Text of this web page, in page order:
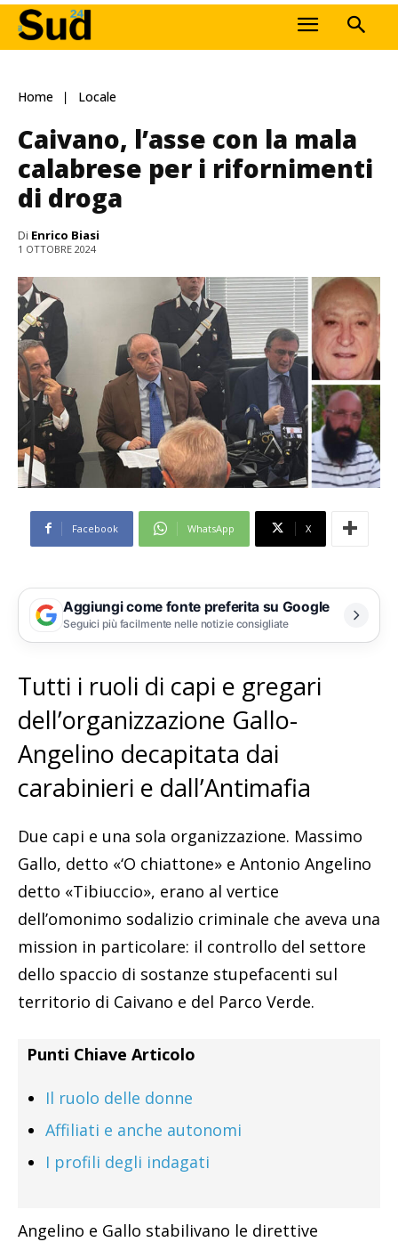
Home Locale
Caivano, l’asse con la mala
calabrese per i rifornimenti
di droga
Di Enrico Biasi
1 OTTOBRE 2024
Facebook WhatsApp X
Aggiungi come fonte preferita su Google
Seguici più facilmente nelle notizie consigliate
Tutti i ruoli di capi e gregari
dell’organizzazione Gallo-
Angelino decapitata dai
carabinieri e dall’Antimafia
Due capi e una sola organizzazione. Massimo
Gallo, detto «‘O chiattone» e Antonio Angelino
detto «Tibiuccio», erano al vertice
dell’omonimo sodalizio criminale che aveva una
mission in particolare: il controllo del settore
dello spaccio di sostanze stupefacenti sul
territorio di Caivano e del Parco Verde.
Punti Chiave Articolo
Il ruolo delle donne
Affiliati e anche autonomi
I profili degli indagati
Angelino e Gallo stabilivano le direttive